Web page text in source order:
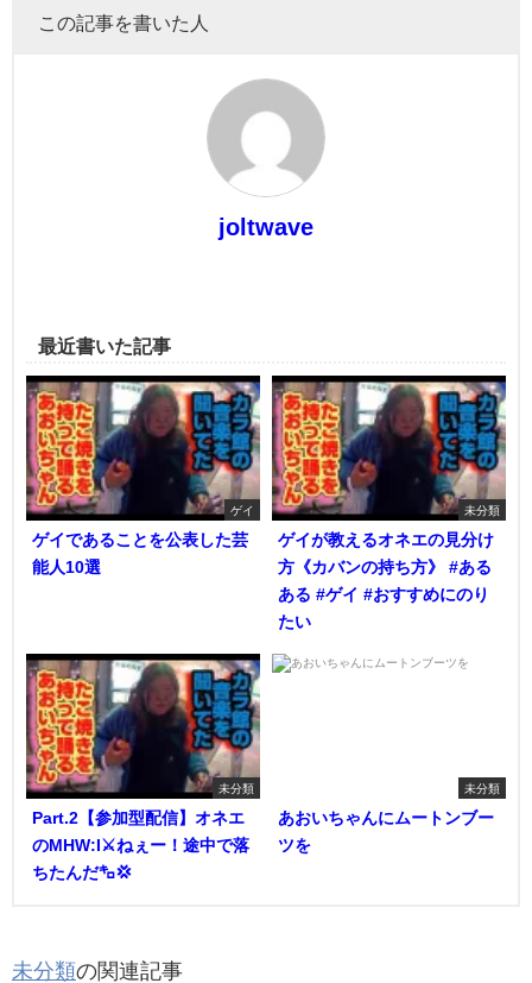
この記事を書いた人
joltwave
最近書いた記事
ゲイ
ゲイであることを公表した芸
能人10選
未分類
ゲイが教えるオネエの見分け
方《カバンの持ち方》 #ある
ある #ゲイ #おすすめにのり
たい
未分類
Part.2【参加型配信】オネエ
のMHW:I⚔️ねぇー！途中で落
ちたんだ㌔💢
未分類
あおいちゃんにムートンブー
ツを
未分類の関連記事